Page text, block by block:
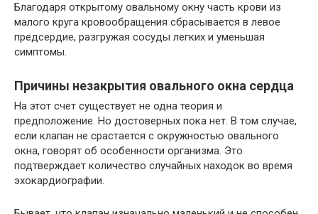
Благодаря открытому овальному окну часть крови из
малого круга кровообращения сбрасывается в левое
предсердие, разгружая сосуды легких и уменьшая
симптомы.
Причины незакрытия овального окна сердца
На этот счет существует не одна теория и
предположение. Но достоверных пока нет. В том случае,
если клапан не срастается с окружностью овального
окна, говорят об особенности организма. Это
подтверждает количество случайных находок во время
эхокардиографии.